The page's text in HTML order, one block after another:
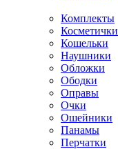
Комплекты
Косметички
Кошельки
Наушники
Обложки
Ободки
Оправы
Очки
Ошейники
Панамы
Перчатки